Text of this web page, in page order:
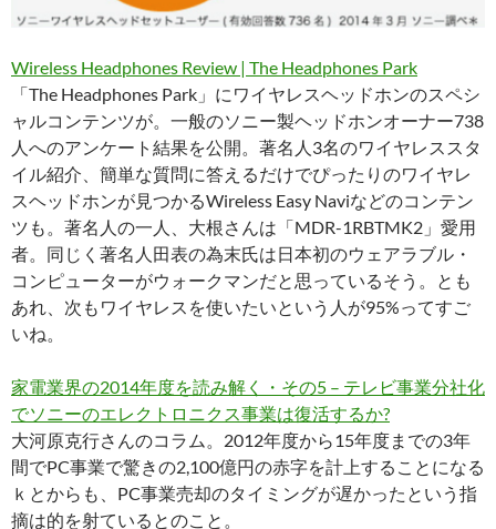
Wireless Headphones Review | The Headphones Park
「The Headphones Park」にワイヤレスヘッドホンのスペシ
ャルコンテンツが。一般のソニー製ヘッドホンオーナー738
人へのアンケート結果を公開。著名人3名のワイヤレススタ
イル紹介、簡単な質問に答えるだけでぴったりのワイヤレ
スヘッドホンが見つかるWireless Easy Naviなどのコンテン
ツも。著名人の一人、大根さんは「MDR-1RBTMK2」愛用
者。同じく著名人田表の為末氏は日本初のウェアラブル・
コンピューターがウォークマンだと思っているそう。とも
あれ、次もワイヤレスを使いたいという人が95%ってすご
いね。
家電業界の2014年度を読み解く・その5 – テレビ事業分社化
でソニーのエレクトロニクス事業は復活するか?
大河原克行さんのコラム。2012年度から15年度までの3年
間でPC事業で驚きの2,100億円の赤字を計上することになる
ｋとからも、PC事業売却のタイミングが遅かったという指
摘は的を射ているとのこと。